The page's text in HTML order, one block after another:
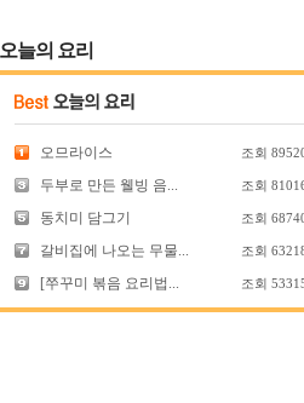
오늘의 요리
오므라이스 조회
두부로 만든 웰빙 음... 조회
동치미 담그기 조회
갈비집에 나오는 무물... 조회
[쭈꾸미 볶음 요리법... 조회